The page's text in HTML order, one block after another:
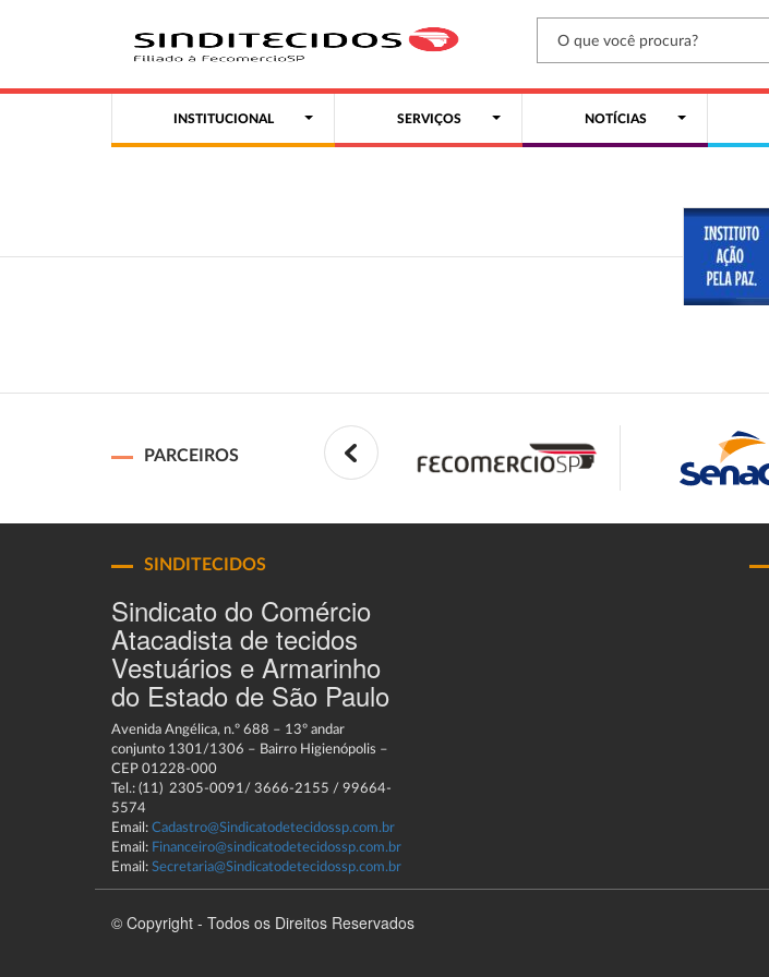
INSTITUCIONAL SERVIÇOS NOTÍCIAS
PARCEIROS
SINDITECIDOS
Sindicato do Comércio
Atacadista de tecidos
Vestuários e Armarinho
do Estado de São Paulo
Avenida Angélica, n.º 688 – 13º andar
conjunto 1301/1306 – Bairro Higienópolis –
CEP 01228-000
Tel.: (11) 2305-0091/ 3666-2155 / 99664-
5574
Email: Cadastro@Sindicatodetecidossp.com.br
Email: Financeiro@sindicatodetecidossp.com.br
Email: Secretaria@Sindicatodetecidossp.com.br
© Copyright - Todos os Direitos Reservados